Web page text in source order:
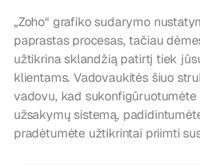
„Zoho“ grafiko sudarymo
paprastas procesas, tačiau
užtikrina sklandžią patirtį tiek
klientams. Vadovaukitės šiuo
vadovu, kad sukonfigūruotumėte
užsakymų sistemą,
pradėtumėte užtikrintai priimti